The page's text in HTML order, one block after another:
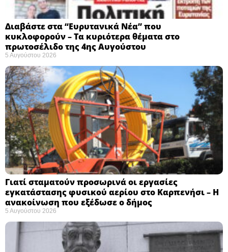
Διαβάστε στα “Ευρυτανικά Νέα” που
κυκλοφορούν – Τα κυριότερα θέματα στο
πρωτοσέλιδο της 4ης Αυγούστου
5 Αυγούστου 2026
Γιατί σταματούν προσωρινά οι εργασίες
εγκατάστασης φυσικού αερίου στο Καρπενήσι – Η
ανακοίνωση που εξέδωσε ο δήμος
5 Αυγούστου 2026